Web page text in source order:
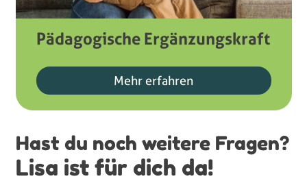
Pädagogische Ergänzungskraft
Mehr erfahren
Hast du noch weitere Fragen?
Lisa ist für dich da!